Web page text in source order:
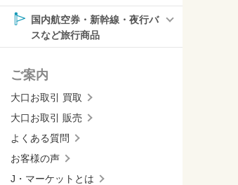
国内航空券・新幹線・夜行バ
スなど旅行商品
ご案内
大口お取引 買取
大口お取引 販売
よくある質問
お客様の声
J・マーケットとは